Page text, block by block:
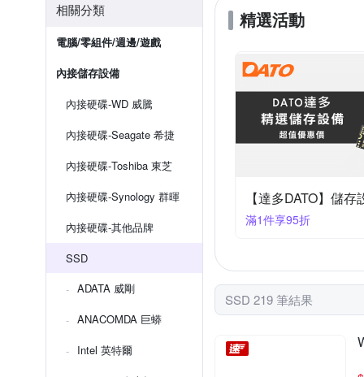
相關分類
電腦/零組件/週邊/遊戲
內接儲存設備
內接硬碟-WD 威騰
內接硬碟-Seagate 希捷
內接硬碟-Toshiba 東芝
內接硬碟-Synology 群暉
內接硬碟-其他品牌
SSD
ADATA 威剛
ANACOMDA 巨蟒
Intel 英特爾
精選活動
【達多DATO】儲
滿1件享95折
SSD 219 筆結果